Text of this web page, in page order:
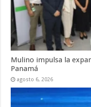
Mulino impulsa la
Panamá
agosto 6, 2026